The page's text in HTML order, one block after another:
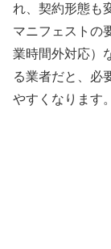
れ、契約形態も
マニフェストの
業時間外対応）
る業者だと、必
やすくなります。